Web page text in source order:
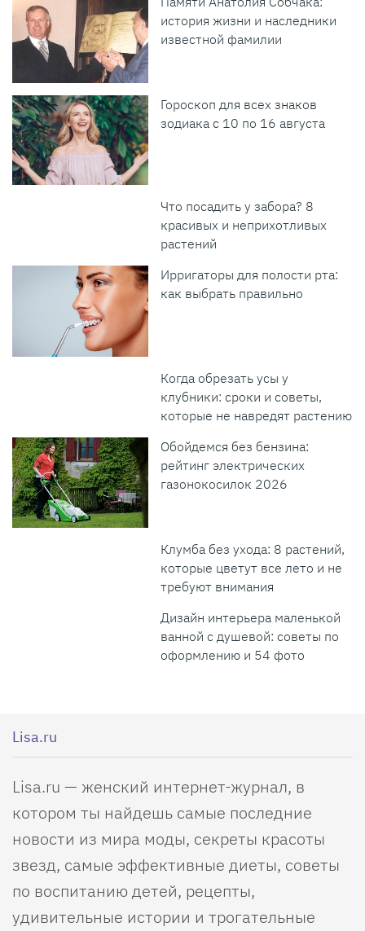
история жизни и наследники
известной фамилии
Гороскоп для всех знаков
зодиака с 10 по 16 августа
Что посадить у забора? 8
красивых и неприхотливых
растений
Ирригаторы для полости рта:
как выбрать правильно
Когда обрезать усы у
клубники: сроки и советы,
которые не навредят растению
Обойдемся без бензина:
рейтинг электрических
газонокосилок 2026
Клумба без ухода: 8 растений,
которые цветут все лето и не
требуют внимания
Дизайн интерьера маленькой
ванной с душевой: советы по
оформлению и 54 фото
Lisa.ru
Lisa.ru — женский интернет-журнал, в
котором ты найдешь самые последние
новости из мира моды, секреты красоты
звезд, самые эффективные диеты, советы
по воспитанию детей, рецепты,
удивительные истории и трогательные